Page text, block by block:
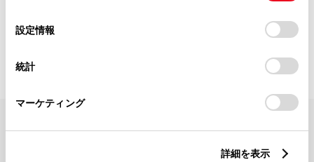
デバイスにすべてのCookie(クッキー)が保存されることに同
意したことになります。Cookie(クッキー)のオプトアウト、
設定の変更、同意を撤回したりするにあたっては、当社の
「Cookie（クッキー）情報の取り扱いについて
」をご覧くだ
設定情報
統計
マーケティング
詳細を表示
見積りシミュレーショントップへ
TOYOTAアカウント利用規約反社会的勢力に対する基本方針企業情報